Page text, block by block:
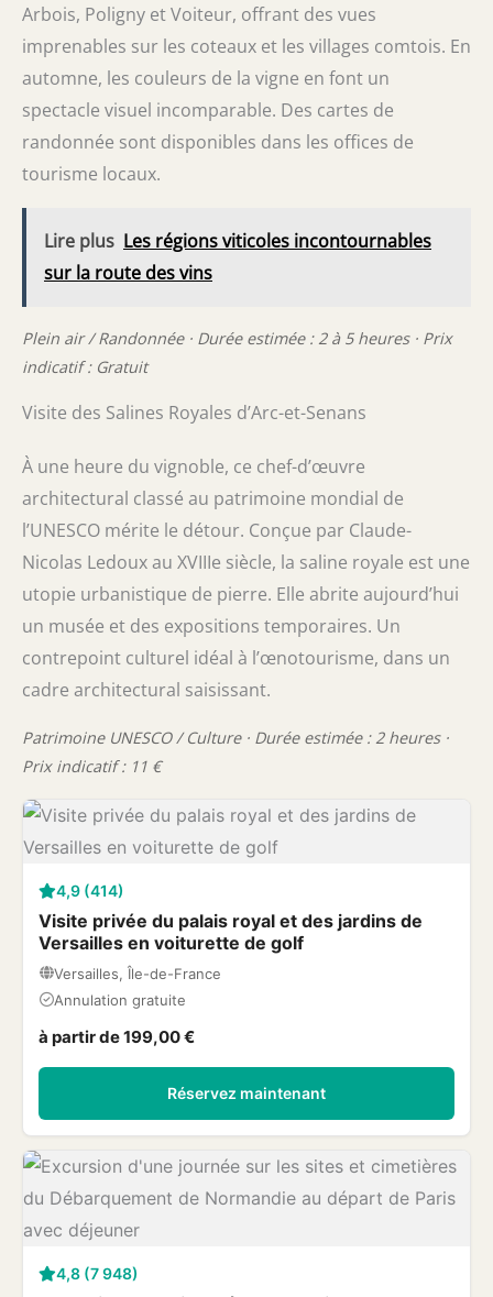
Arbois, Poligny et Voiteur, offrant des vues
imprenables sur les coteaux et les villages comtois. En
automne, les couleurs de la vigne en font un
spectacle visuel incomparable. Des cartes de
randonnée sont disponibles dans les offices de
tourisme locaux.
Lire plus Les régions viticoles incontournables
sur la route des vins
Plein air / Randonnée · Durée estimée : 2 à 5 heures · Prix
indicatif : Gratuit
Visite des Salines Royales d’Arc-et-Senans
À une heure du vignoble, ce chef-d’œuvre
architectural classé au patrimoine mondial de
l’UNESCO mérite le détour. Conçue par Claude-
Nicolas Ledoux au XVIIIe siècle, la saline royale est une
utopie urbanistique de pierre. Elle abrite aujourd’hui
un musée et des expositions temporaires. Un
contrepoint culturel idéal à l’œnotourisme, dans un
cadre architectural saisissant.
Patrimoine UNESCO / Culture · Durée estimée : 2 heures ·
Prix indicatif : 11 €
4,9 (414)
Visite privée du palais royal et des jardins de
Versailles en voiturette de golf
Versailles, Île-de-France
Annulation gratuite
à partir de 199,00 €
Réservez maintenant
4,8 (7 948)